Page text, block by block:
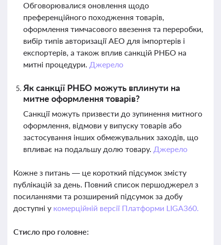
Обговорювалися оновлення щодо
преференційного походження товарів,
оформлення тимчасового ввезення та переробки,
вибір типів авторизації АЕО для імпортерів і
експортерів, а також вплив санкцій РНБО на
митні процедури. Джерело
Як санкції РНБО можуть вплинути на
митне оформлення товарів?
Санкції можуть призвести до зупинення митного
оформлення, відмови у випуску товарів або
застосування інших обмежувальних заходів, що
впливає на подальшу долю товару. Джерело
Кожне з питань — це короткий підсумок змісту
публікацій за день. Повний список першоджерел з
посиланнями та розширений підсумок за добу
доступні у комерційній версії Платформи LIGA360.
Стисло про головне: